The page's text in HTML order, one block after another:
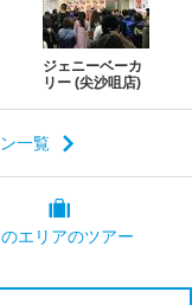
ジェニーベーカ
リー (尖沙咀店)
一覧
のエリアのツアー